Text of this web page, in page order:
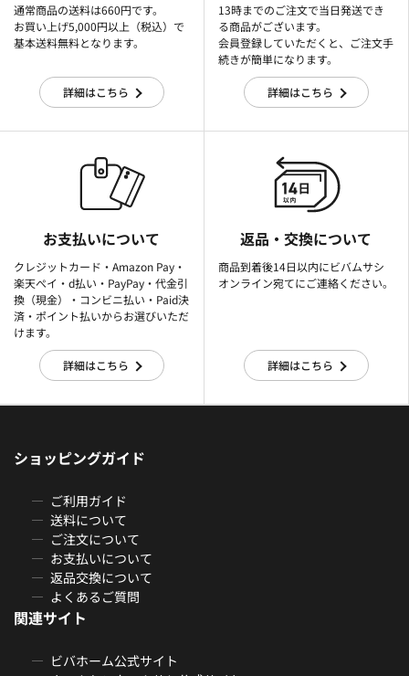
通常商品の送料は660円です。
お買い上げ5,000円以上（税込）で
基本送料無料となります。
詳細はこちら
13時までのご注文で当日発送でき
る商品がございます。
会員登録していただくと、ご注文手
続きが簡単になります。
詳細はこちら
お支払いについて
クレジットカード・Amazon Pay・
楽天ぺイ・d払い・PayPay・代金引
換（現金）・コンビニ払い・Paid決
済・ポイント払いからお選びいただ
けます。
詳細はこちら
返品・交換について
商品到着後14日以内にビバムサシ
オンライン宛てにご連絡ください。
詳細はこちら
ショッピングガイド
ご利用ガイド
送料について
ご注文について
お支払いについて
返品交換について
よくあるご質問
関連サイト
ビバホーム公式サイト